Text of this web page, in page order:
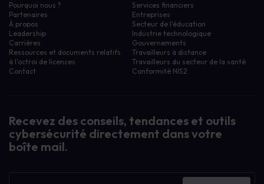
Pourquoi nous ?
Partenaires
À propos
Leadership
Carrières
Ressources et documents relatifs
à l'octroi de licences
Contact
Services financiers
Entreprises
Secteur de l'éducation
Industrie technologique
Gouvernements
Travailleurs à distance
Travailleurs du secteur de la santé
Conformité NIS2
Recevez des conseils, tendances et outils
cybersécurité directement dans votre
boîte mail.